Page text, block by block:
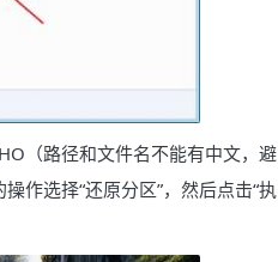
（路径和文件名不能有中文，避
作选择“还原分区”，然后点击“执